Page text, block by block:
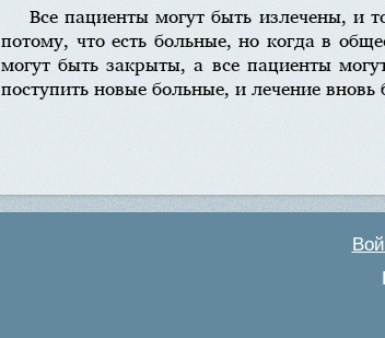
Все пациенты могут быть излечены, и
потому, что есть больные, но когда в
могут быть закрыты, а все пациенты
поступить новые больные, и лечение вновь